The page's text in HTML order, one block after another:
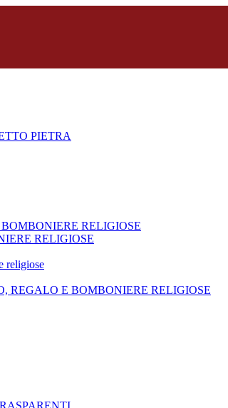
PIETRA
RELIGIOSE
RELIGIOSE
religiose
REGALO E BOMBONIERE RELIGIOSE